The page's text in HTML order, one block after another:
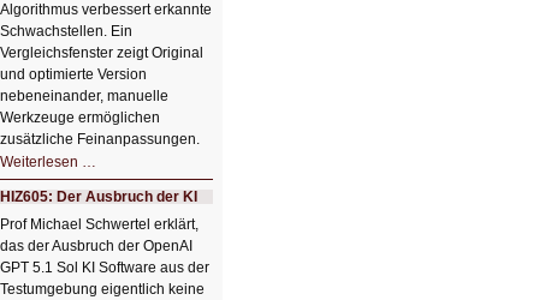
Algorithmus verbessert erkannte
Schwachstellen. Ein
Vergleichsfenster zeigt Original
und optimierte Version
nebeneinander, manuelle
Werkzeuge ermöglichen
zusätzliche Feinanpassungen.
Weiterlesen …
Bildverschönerung
mit
einem
Klick
HIZ606:
Bildverschönerung
mit
einem
Klick
HIZ605: Der Ausbruch der KI
Prof Michael Schwertel erklärt,
das der Ausbruch der OpenAI
GPT 5.1 Sol KI Software aus der
Testumgebung eigentlich keine